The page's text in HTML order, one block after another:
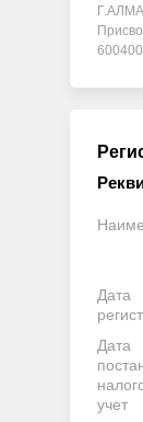
Дата
Дата
учет